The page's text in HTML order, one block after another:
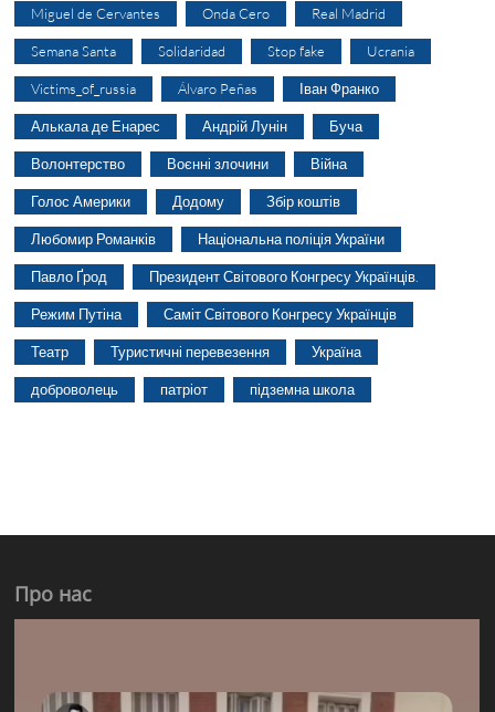
Miguel de Cervantes Onda Cero Real Madrid
Semana Santa Solidaridad Stop fake Ucrania
Victims_of_russia Álvaro Peñas Іван Франко
Алькала де Енарес Андрій Лунін Буча
Волонтерство Воєнні злочини Війна
Голос Америки Додому Збір коштів
Любомир Романків Національна поліція України
Павло Ґрод Президент Світового Конгресу Українців.
Режим Путіна Саміт Світового Конгресу Українців
Театр Туристичні перевезення Україна
доброволець патріот підземна школа
Про нас